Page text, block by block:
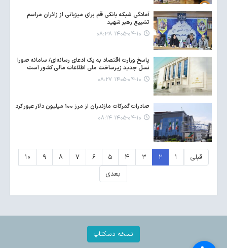
آمادگی شبکه بانکی قم برای میزبانی از زائران مراسم
تشییع رهبر شهید
۱۴۰۵-۰۴-۱۰ ۰۸:۳۸
پاسخ وزارت اقتصاد به یک ادعای رسانه‌ای/ سامانه صورا
نسل جدید زیرساخت ملی اطلاعات مالی کشور است
۱۴۰۵-۰۴-۱۰ ۰۸:۲۷
صادرات گمرکات مازندران از مرز ۱۰۰ میلیون دلار عبور کرد
۱۴۰۵-۰۴-۱۰ ۰۸:۱۴
قبلی ۱ ۲ ۳ ۴ ۵ ۶ ۷ ۸ ۹
۱۰
بعدی
نسخه دسکتاپ